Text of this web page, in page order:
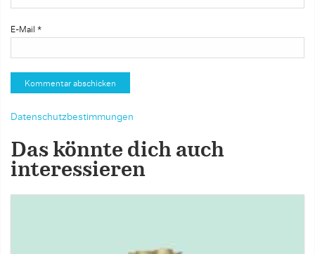
E-Mail *
Datenschutzbestimmungen
Das könnte dich auch
interessieren